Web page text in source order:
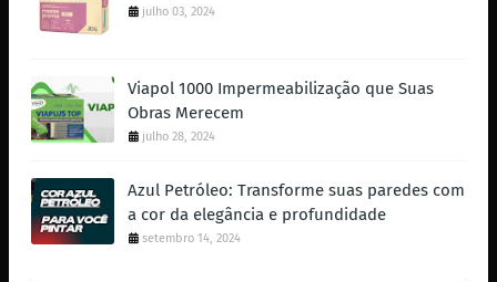
julho 03, 2024
Viapol 1000 Impermeabilização que Suas
Obras Merecem
julho 28, 2024
Azul Petróleo: Transforme suas paredes com
a cor da elegância e profundidade
setembro 14, 2024